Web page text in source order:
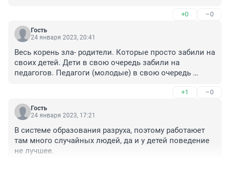
+0 –0
Гость
24 января 2023, 20:41
Весь корень зла- родители. Которые просто забили на
своих детей. Дети в свою очередь забили на
педагогов. Педагоги (молодые) в свою очередь
получил линейкой по затылку и боялся дома сказать,
потому еще и ремнем бы добавили. А сейчас? Всех
обгадил словесно с ног до головы, весь класс
день родители этого оболдуя прибегают и качают
права, что никто их дитячку не любит....
Старшеклассницы, как ш.хи себя ведут, уже по
+1 –0
Гость
24 января 2023, 17:21
В системе образования разруха, поэтому работаюет
там много случайных людей, да и у детей поведение
не лучшее.